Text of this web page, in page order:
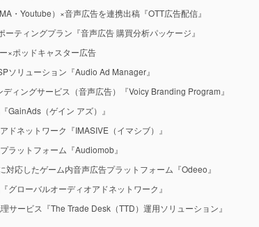
・Youtube）×音声広告を連携出稿『OTT広告配信』
ーティングプラン『音声広告 購買分析パッケージ』
×ポッドキャスター広告
ソリューション『Audio Ad Manager』
ィングサービス（音声広告）『Voicy Branding Program』
GainAds（ゲイン アズ）』
ドネットワーク『IMASIVE（イマシブ）』
ラットフォーム『Audiomob』
対応したゲーム内音声広告プラットフォーム『Odeeo』
グローバルオーディオアドネットワーク』
サービス『The Trade Desk（TTD）運用ソリューション』